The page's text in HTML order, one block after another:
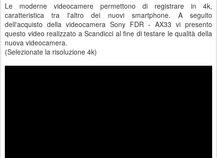
Le moderne videocamere permettono di registrare in 4k,
caratteristica tra l'altro dei nuovi smartphone. A seguito
dell'acquisto della videocamera Sony FDR - AX33 vi presento
questo video realizzato a Scandicci al fine di testare le qualità della
nuova videocamera.
(Selezionate la risoluzione 4k)